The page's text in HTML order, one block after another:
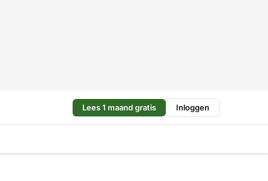
Lees 1 maand gratis Inloggen